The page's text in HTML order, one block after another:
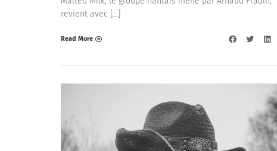
revient avec […]
Read More